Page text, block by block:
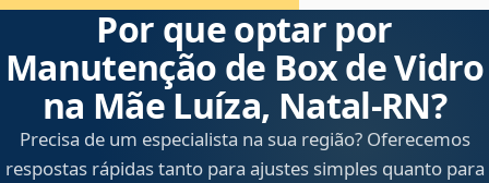
Por que optar por
Manutenção de Box de Vidro
na Mãe Luíza, Natal‑RN?
Precisa de um especialista na sua região? Oferecemos
respostas rápidas tanto para ajustes simples quanto para